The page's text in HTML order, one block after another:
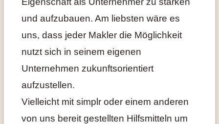
und aufzubauen. Am liebsten wäre es
uns, dass jeder Makler die Möglichkeit
nutzt sich in seinem eigenen
Unternehmen zukunftsorientiert
aufzustellen.
Vielleicht mit simplr oder einem anderen
von uns bereit gestellten Hilfsmitteln um